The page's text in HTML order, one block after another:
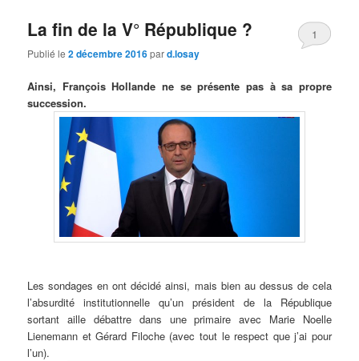
La fin de la V° République ?
Publié le2 décembre 2016pard.losay
1
Ainsi, François Hollande ne se présente pas à sa propre
succession.
Les sondages en ont décidé ainsi, mais bien au dessus de cela
l’absurdité institutionnelle qu’un président de la République
sortant aille débattre dans une primaire avec Marie Noelle
Lienemann et Gérard Filoche (avec tout le respect que j’ai pour
l’un).